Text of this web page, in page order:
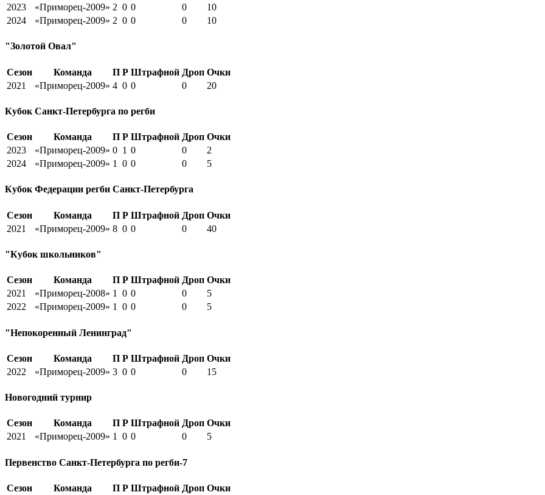
2023
«Приморец-2009» 2 0 0 0
10
2024
«Приморец-2009» 2 0 0 0 10
"Золотой Овал"
Сезон Команда П Р Штрафной Дроп Очки
2021
«Приморец-2009» 4 0 0 0 20
Кубок Санкт-Петербурга по регби
Сезон Команда П Р Штрафной Дроп Очки
2023
«Приморец-2009» 0 1 0 0
2
2024
«Приморец-2009» 1 0 0 0 5
Кубок Федерации регби Санкт-Петербурга
Сезон Команда П Р Штрафной Дроп Очки
2021
«Приморец-2009» 8 0 0 0 40
"Кубок школьников"
Сезон Команда П Р Штрафной Дроп Очки
2021
«Приморец-2008» 1 0 0 0
5
2022
«Приморец-2009» 1 0 0 0 5
"Непокоренный Ленинград"
Сезон Команда П Р Штрафной Дроп Очки
2022
«Приморец-2009» 3 0 0 0 15
Новогодний турнир
Сезон Команда П Р Штрафной Дроп Очки
2021
«Приморец-2009» 1 0 0 0 5
Первенство Санкт-Петербурга по регби-7
Сезон Команда П Р Штрафной Дроп Очки